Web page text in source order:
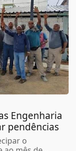
Engenharia
pendências
o